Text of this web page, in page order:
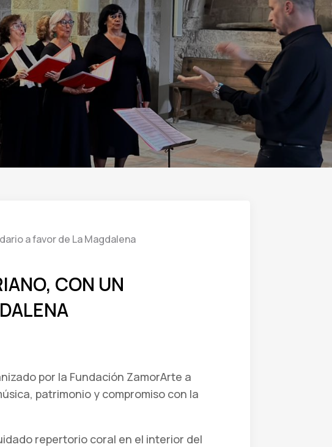
a favor de La Magdalena
CON UN
por la Fundación ZamorArte a
patrimonio y compromiso con la
repertorio coral en el interior del